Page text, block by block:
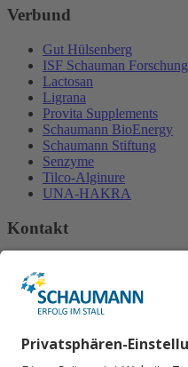
Verbund
Gut Hülsenberg
ISF Schauman Forschung
Lactosan
Ligrana
Provita Supplements
Schaumann BioEnergy
Schaumann Stiftung
Senzyme
Tilco-Alginure
UNA-HAKRA
Kontakt
An der Mühlenau 4
25421 Pinneberg
+49 4101 218-2000
E-Mail senden